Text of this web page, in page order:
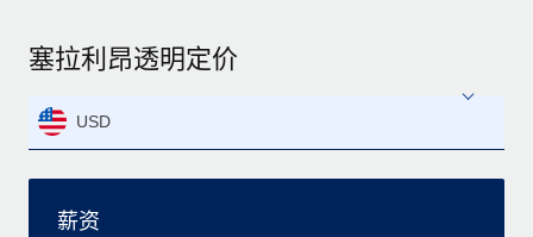
塞拉利昂透明定价
USD
薪资